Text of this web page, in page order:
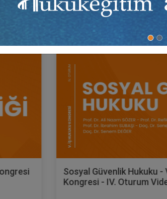
Sosyal Güvenlik Hukuku - V. İş Hukuku
Kongresi - IV. Oturum Video Kaydı